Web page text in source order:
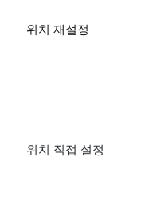
위치 재설정
위치 직접 설정